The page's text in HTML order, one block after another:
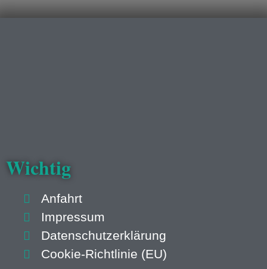
Wichtig
Anfahrt
Impressum
Datenschutzerklärung
Cookie-Richtlinie (EU)